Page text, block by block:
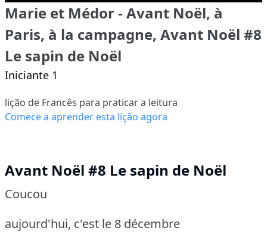
Marie et Médor - Avant Noël, à
Paris, à la campagne, Avant Noël #8
Le sapin de Noël
Iniciante 1
lição de Francês para praticar a leitura
Comece a aprender esta lição agora
Avant Noël #8 Le sapin de Noël
Coucou
aujourd'hui, c'est le 8 décembre